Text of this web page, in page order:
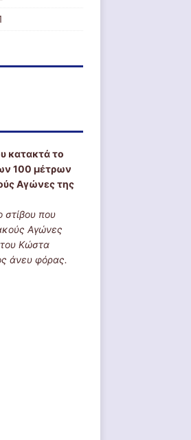
κατακτά το
100 μέτρων
Αγώνες της
στίβου που
Αγώνες
του Κώστα
άνευ φόρας.